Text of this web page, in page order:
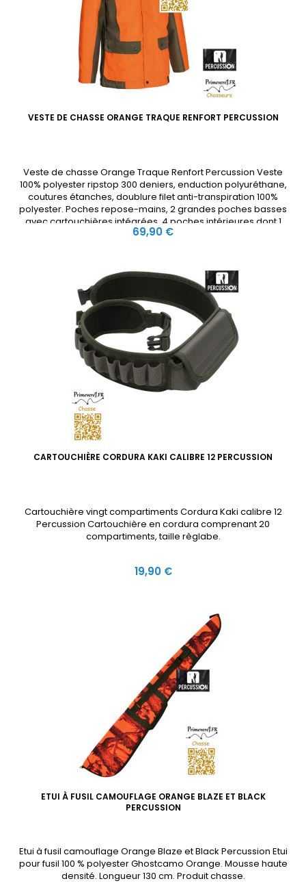
VESTE DE CHASSE ORANGE TRAQUE RENFORT PERCUSSION
Veste de chasse Orange Traque Renfort Percussion Veste
100% polyester ripstop 300 deniers, enduction polyuréthane,
coutures étanches, doublure filet anti-transpiration 100%
polyester. Poches repose-mains, 2 grandes poches basses
avec cartouchières intégrées, 4 poches intérieures dont 1
poche bracelets, carnier avec doublure étanche et lavable
Prix
69,90 €
CARTOUCHIÈRE CORDURA KAKI CALIBRE 12 PERCUSSION
Cartouchière vingt compartiments Cordura Kaki calibre 12
Percussion Cartouchière en cordura comprenant 20
compartiments, taille règlabe.
Prix
19,90 €
ETUI À FUSIL CAMOUFLAGE ORANGE BLAZE ET BLACK
PERCUSSION
Etui à fusil camouflage Orange Blaze et Black Percussion Etui
pour fusil 100 % polyester Ghostcamo Orange. Mousse haute
densité. Longueur 130 cm. Produit chasse.